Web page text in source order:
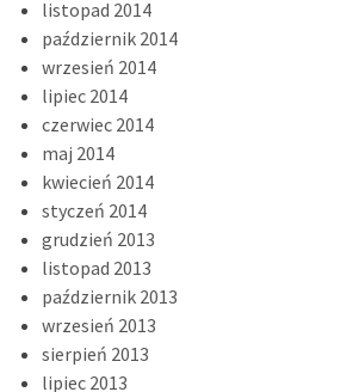
listopad 2014
październik 2014
wrzesień 2014
lipiec 2014
czerwiec 2014
maj 2014
kwiecień 2014
styczeń 2014
grudzień 2013
listopad 2013
październik 2013
wrzesień 2013
sierpień 2013
lipiec 2013